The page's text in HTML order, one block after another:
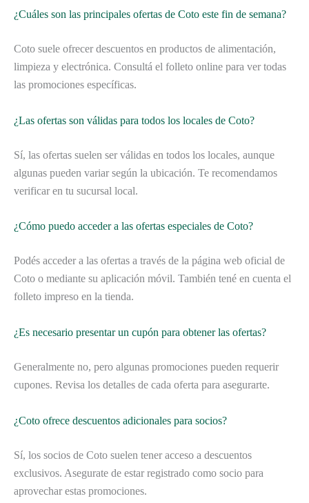
¿Cuáles son las principales ofertas de Coto este fin de semana?
Coto suele ofrecer descuentos en productos de alimentación,
limpieza y electrónica. Consultá el folleto online para ver todas
las promociones específicas.
¿Las ofertas son válidas para todos los locales de Coto?
Sí, las ofertas suelen ser válidas en todos los locales, aunque
algunas pueden variar según la ubicación. Te recomendamos
verificar en tu sucursal local.
¿Cómo puedo acceder a las ofertas especiales de Coto?
Podés acceder a las ofertas a través de la página web oficial de
Coto o mediante su aplicación móvil. También tené en cuenta el
folleto impreso en la tienda.
¿Es necesario presentar un cupón para obtener las ofertas?
Generalmente no, pero algunas promociones pueden requerir
cupones. Revisa los detalles de cada oferta para asegurarte.
¿Coto ofrece descuentos adicionales para socios?
Sí, los socios de Coto suelen tener acceso a descuentos
exclusivos. Asegurate de estar registrado como socio para
aprovechar estas promociones.